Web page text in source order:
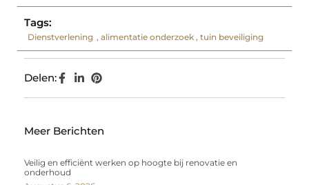
Tags:
Dienstverlening , alimentatie onderzoek , tuin beveiliging
Delen:
Meer Berichten
Veilig en efficiënt werken op hoogte bij renovatie en
onderhoud